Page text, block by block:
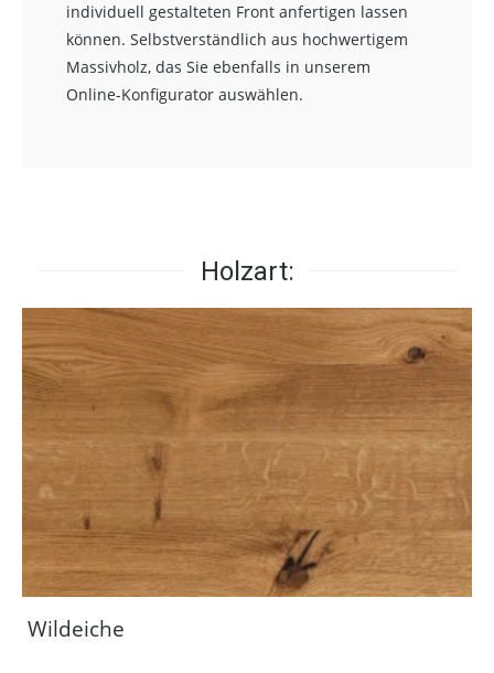
individuell gestalteten Front anfertigen lassen
können. Selbstverständlich aus hochwertigem
Massivholz, das Sie ebenfalls in unserem
Online-Konfigurator auswählen.
Holzart:
Wildeiche